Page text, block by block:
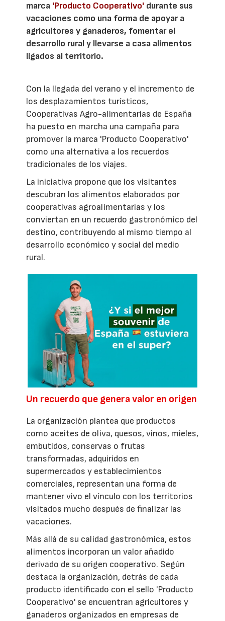
marca 'Producto Cooperativo' durante sus
vacaciones como una forma de apoyar a
agricultores y ganaderos, fomentar el
desarrollo rural y llevarse a casa alimentos
ligados al territorio.
Con la llegada del verano y el incremento de
los desplazamientos turísticos,
Cooperativas Agro-alimentarias de España
ha puesto en marcha una campaña para
promover la marca 'Producto Cooperativo'
como una alternativa a los recuerdos
tradicionales de los viajes.
La iniciativa propone que los visitantes
descubran los alimentos elaborados por
cooperativas agroalimentarias y los
conviertan en un recuerdo gastronómico del
destino, contribuyendo al mismo tiempo al
desarrollo económico y social del medio
rural.
Un recuerdo que genera valor en origen
La organización plantea que productos
como aceites de oliva, quesos, vinos, mieles,
embutidos, conservas o frutas
transformadas, adquiridos en
supermercados y establecimientos
comerciales, representan una forma de
mantener vivo el vínculo con los territorios
visitados mucho después de finalizar las
vacaciones.
Más allá de su calidad gastronómica, estos
alimentos incorporan un valor añadido
derivado de su origen cooperativo. Según
destaca la organización, detrás de cada
producto identificado con el sello 'Producto
Cooperativo' se encuentran agricultores y
ganaderos organizados en empresas de